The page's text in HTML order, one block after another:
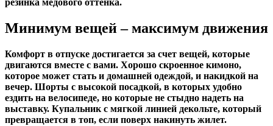
резинка медового оттенка.
Минимум вещей – максимум движения
Комфорт в отпуске достигается за счет вещей, которые
двигаются вместе с вами. Хорошо скроенное кимоно,
которое может стать и домашней одеждой, и накидкой на
вечер. Шорты с высокой посадкой, в которых удобно
ездить на велосипеде, но которые не стыдно надеть на
выставку. Купальник с мягкой линией декольте, который
превращается в топ, если поверх накинуть жилет.